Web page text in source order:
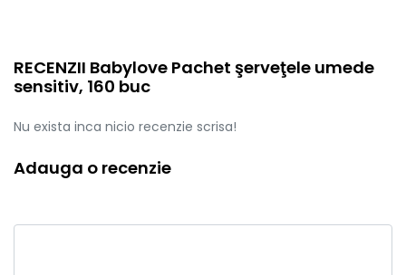
RECENZII Babylove Pachet şerveţele umede
sensitiv, 160 buc
Nu exista inca nicio recenzie scrisa!
Adauga o recenzie